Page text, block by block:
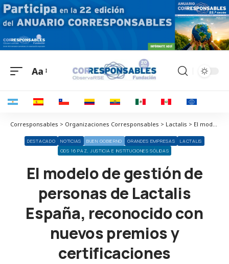
Aa
Corresponsables > Organizaciones Corresponsables > Lactalis > El modelo de gestión de personas de Lactalis España, reconocido con nuevos premios y certificaciones
DESTACADO NOTICIAS BUEN GOBIERNO GRANDES EMPRESAS
LACTALIS
ODS 16 PAZ, JUSTICIA E INSTITUCIONES SÓLIDAS
El modelo de gestión de
personas de Lactalis
España, reconocido con
nuevos premios y
certificaciones